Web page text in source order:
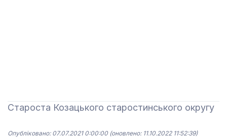
Староста Козацького старостинського округу
Опубліковано: 07.07.2021 0:00:00 (оновлено: 11.10.2022 11:52:39)